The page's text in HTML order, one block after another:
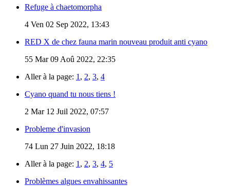
Refuge à chaetomorpha
4 Ven 02 Sep 2022, 13:43
RED X de chez fauna marin nouveau produit anti cyano
55 Mar 09 Aoû 2022, 22:35
Aller à la page: 1 , 2, 3, 4
Cyano quand tu nous tiens !
2 Mar 12 Juil 2022, 07:57
Probleme d'invasion
74 Lun 27 Juin 2022, 18:18
Aller à la page: 1 , 2, 3, 4, 5
Problèmes algues envahissantes